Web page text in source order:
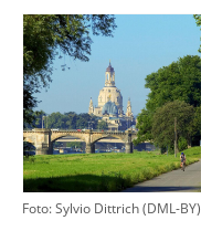
Foto: Sylvio Dittrich (DML-BY)